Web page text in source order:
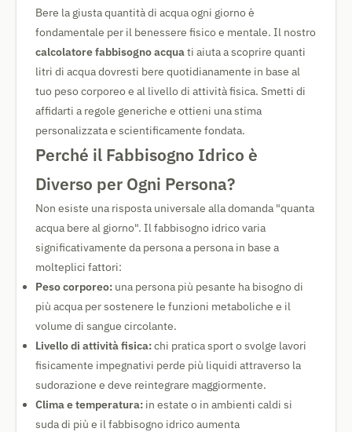
Bere la giusta quantità di acqua ogni giorno è
fondamentale per il benessere fisico e mentale. Il nostro
calcolatore fabbisogno acquati aiuta a scoprire quanti
litri di acqua dovresti bere quotidianamente in base al
tuo peso corporeo e al livello di attività fisica. Smetti di
affidarti a regole generiche e ottieni una stima
personalizzata e scientificamente fondata.
Perché il Fabbisogno Idrico è
Diverso per Ogni Persona?
Non esiste una risposta universale alla domanda "quanta
acqua bere al giorno". Il fabbisogno idrico varia
significativamente da persona a persona in base a
molteplici fattori:
Peso corporeo: una persona più pesante ha bisogno di
più acqua per sostenere le funzioni metaboliche e il
volume di sangue circolante.
Livello di attività fisica:chi pratica sport o svolge lavori
fisicamente impegnativi perde più liquidi attraverso la
sudorazione e deve reintegrare maggiormente.
Clima e temperatura: in estate o in ambienti caldi si
suda di più e il fabbisogno idrico aumenta